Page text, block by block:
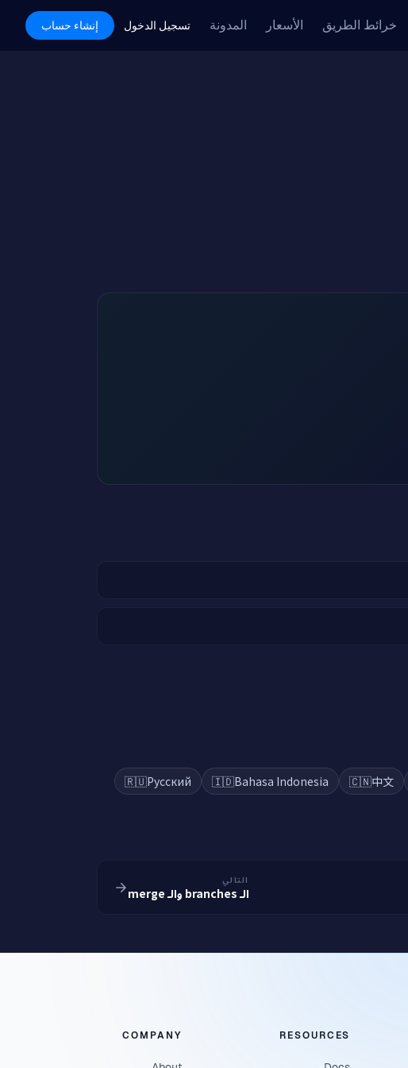
Academy خرائط الطريق الأسعار المدونة تسجيل الدخول إنشاء حساب
🇨🇳中文
🇮🇩Bahasa Indonesia
🇷🇺Русский
التالي
الـ branches والـ merge
RESOURCES
COMPANY